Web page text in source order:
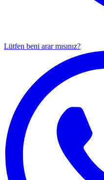
Lütfen beni arar mısınız?